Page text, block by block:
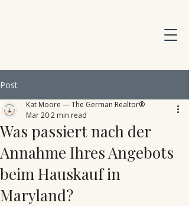
Post
Was passiert nach der
Annahme Ihres Angebots
beim Hauskauf in
Maryland?
Kat Moore — The German Realtor®
Mar 202 min read